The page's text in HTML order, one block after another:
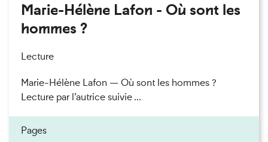
Marie-Hélène Lafon - Où sont les
hommes ?
Lecture
Marie-Hélène Lafon — Où sont les hommes ?
Lecture par l’autrice suivie ...
Pages